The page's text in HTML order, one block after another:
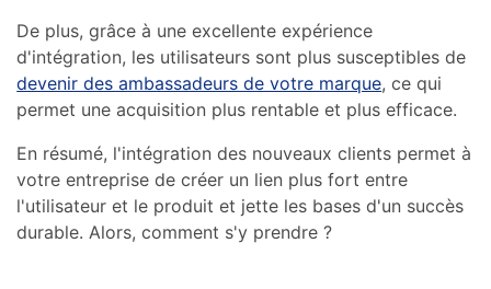
De plus, grâce à une excellente expérience
d'intégration, les utilisateurs sont plus susceptibles de
devenir des ambassadeurs de votre marque, ce qui
permet une acquisition plus rentable et plus efficace.
En résumé, l'intégration des nouveaux clients permet à
votre entreprise de créer un lien plus fort entre
l'utilisateur et le produit et jette les bases d'un succès
durable. Alors, comment s'y prendre ?